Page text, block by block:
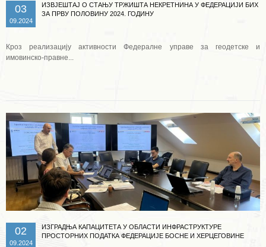
03
09.2024
ИЗВЈЕШТАЈ О СТАЊУ ТРЖИШТА НЕКРЕТНИНА У ФЕДЕРАЦИЈИ БИХ
ЗА ПРВУ ПОЛОВИНУ 2024. ГОДИНУ
Кроз реализацију активности Федералне управе за геодетске и
имовинско-правне...
02
09.2024
ИЗГРАДЊА КАПАЦИТЕТА У ОБЛАСТИ ИНФРАСТРУКТУРЕ
ПРОСТОРНИХ ПОДАТКА ФЕДЕРАЦИЈЕ БОСНЕ И ХЕРЦЕГОВИНЕ